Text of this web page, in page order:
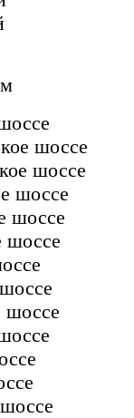
шоссе
шоссе
шоссе
шоссе
шоссе
шоссе